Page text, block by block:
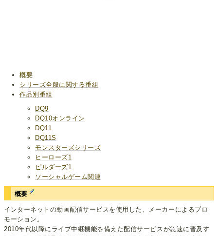
概要
シリーズ全般に関する番組
作品別番組
DQ9
DQ10オンライン
DQ11
DQ11S
モンスターズシリーズ
ヒーローズ1
ビルダーズ1
ソーシャルゲーム関連
概要
インターネットの動画配信サービスを使用した、メーカーによるプロ
モーション。
2010年代以降にライブ中継機能を備えた配信サービスが急速に普及す